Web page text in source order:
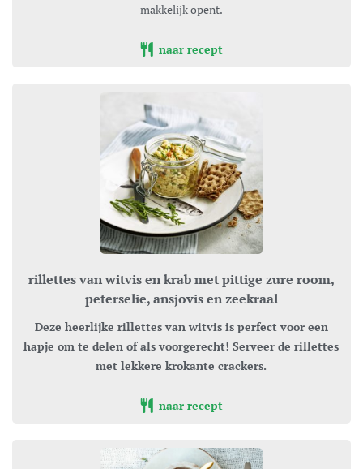
makkelijk opent.
naar recept
rillettes van witvis en krab met pittige zure room,
peterselie, ansjovis en zeekraal
Deze heerlijke rillettes van witvis is perfect voor een
hapje om te delen of als voorgerecht! Serveer de rillettes
met lekkere krokante crackers.
naar recept